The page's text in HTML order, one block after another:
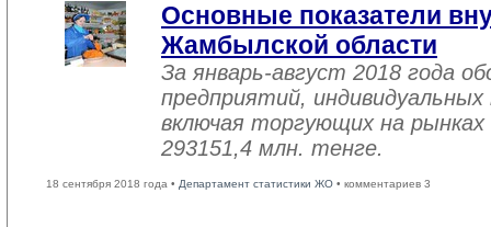
Основные показатели
Жамбылской области
За январь-август 2018 года
предприятий,
включая торгующих на рынках
293151,4 млн. тенге.
18 сентября 2018 года • Департамент статистики ЖО • комментариев 3